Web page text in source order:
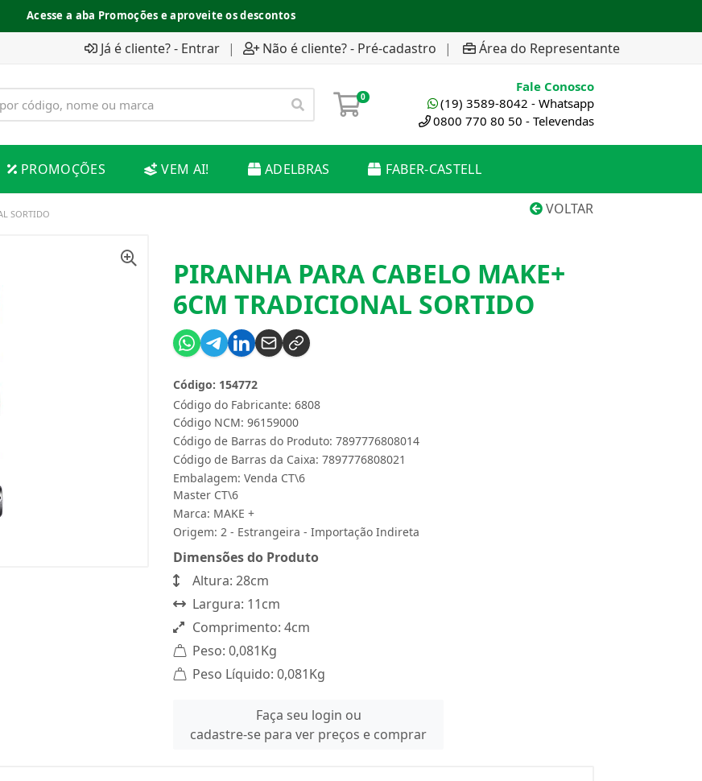
Acesse a aba Promoções e aproveite os descontos
Já é cliente? - Entrar | Não é cliente? - Pré-cadastro | Área do Representante
0
Fale Conosco
(19) 3589-8042 - Whatsapp
0800 770 80 50 - Televendas
PROMOÇÕES VEM AI! ADELBRAS FABER-CASTELL
VOLTAR
SORTIDO
PIRANHA PARA CABELO MAKE+
6CM TRADICIONAL SORTIDO
Código do Fabricante: 6808
Código: 154772
Código NCM: 96159000
Código de Barras do Produto: 7897776808014
Código de Barras da Caixa: 7897776808021
Embalagem: Venda CT\6
Master CT\6
Marca: MAKE +
Origem: 2 - Estrangeira - Importação Indireta
Dimensões do Produto
Altura: 28cm
Largura: 11cm
Comprimento: 4cm
Peso: 0,081Kg
Peso Líquido: 0,081Kg
Faça seu login ou
cadastre-se para ver preços e comprar